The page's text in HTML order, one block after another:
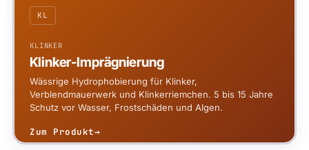
KL
KLINKER
Klinker-Imprägnierung
Wässrige Hydrophobierung für Klinker,
Verblendmauerwerk und Klinkerriemchen. 5 bis 15 Jahre
Schutz vor Wasser, Frostschäden und Algen.
Zum Produkt→